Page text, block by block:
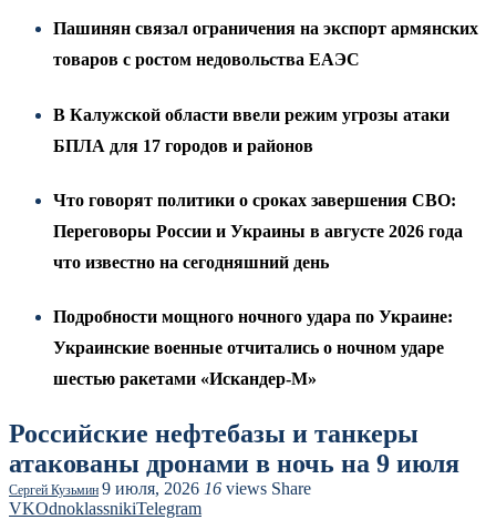
Пашинян связал ограничения на экспорт армянских
товаров с ростом недовольства ЕАЭС
В Калужской области ввели режим угрозы атаки
БПЛА для 17 городов и районов
Что говорят политики о сроках завершения СВО:
Переговоры России и Украины в августе 2026 года
что известно на сегодняшний день
Подробности мощного ночного удара по Украине:
Украинские военные отчитались о ночном ударе
шестью ракетами «Искандер-М»
Российские нефтебазы и танкеры
атакованы дронами в ночь на 9 июля
Сергей Кузьмин 9 июля, 2026 16 views Share
VKOdnoklassnikiTelegram